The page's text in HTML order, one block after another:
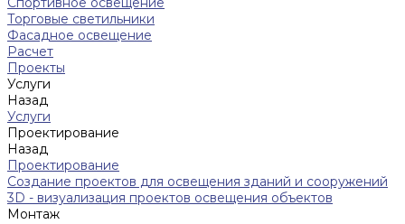
Торговые светильники
Фасадное освещение
Расчет
Проекты
Услуги
Назад
Услуги
Проектирование
Назад
Проектирование
Создание проектов для освещения зданий и сооружений
3D - визуализация проектов освещения объектов
Монтаж